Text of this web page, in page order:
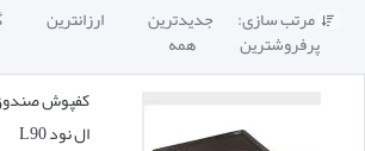
 مرتب سازی: جدیدترین ارزانترین
پرفروشترین همه
کفپوش
ال نود L90